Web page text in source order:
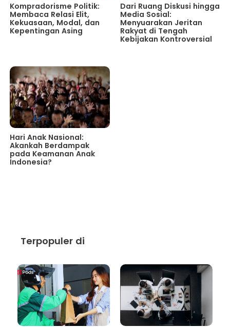
Kompradorisme Politik:
Membaca Relasi Elit,
Kekuasaan, Modal, dan
Kepentingan Asing
Dari Ruang Diskusi hingga
Media Sosial:
Menyuarakan Jeritan
Rakyat di Tengah
Kebijakan Kontroversial
Hari Anak Nasional:
Akankah Berdampak
pada Keamanan Anak
Indonesia?
Terpopuler di